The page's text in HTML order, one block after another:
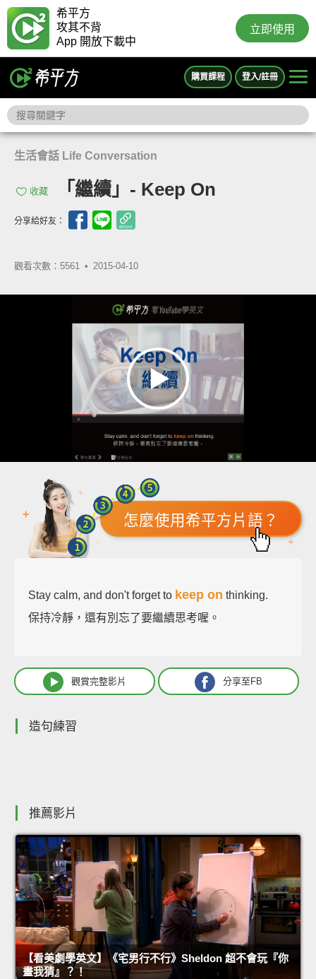
希平方
攻其不背
App 開放下載中
立即使用
購買課程 登入/註冊
生活會話 Life Conversation
收藏 「繼續」- Keep On
分享給好友：
觀看次數：5561 • 2015-04-10
怎麼使用希平方片語？
Stay calm, and don't forget to keep on thinking.
保持冷靜，還有別忘了要繼續思考喔。
觀賞完整影片 分享至FB
造句練習
推薦影片
【看美劇學英文】《宅男行不行》Sheldon 超不會玩『你
畫我猜』？！